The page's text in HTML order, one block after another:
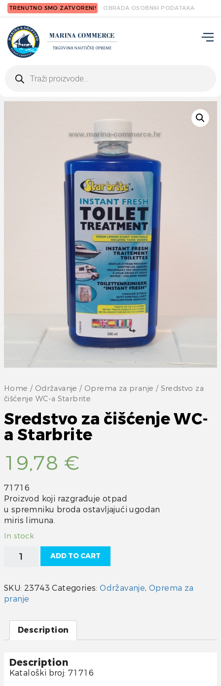
TRENUTNO SMO ZATVORENI! OBRADA OSOBNIH PODATAKA
search
Home / Održavanje / Oprema za pranje / Sredstvo za
čišćenje WC-a Starbrite
Sredstvo za čišćenje WC-
a Starbrite
19,78 €
71716
Proizvod koji razgrađuje otpad
u spremniku broda ostavljajući ugodan
miris limuna.
In stock
Sredstvo
WC-
a
Starbrite
ADD TO CART
SKU: 23743 Categories:Održavanje,Oprema za
pranje
Description
Description
Kataloški broj: 71716